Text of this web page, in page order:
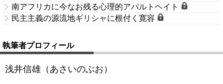
南アフリカに今なお残る心理的アパルトヘイト
民主主義の源流地ギリシャに根付く寛容
執筆者プロフィール
浅井信雄（あさいのぶお）